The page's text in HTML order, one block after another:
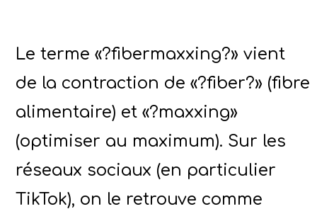
Le terme «?fibermaxxing?» vient
de la contraction de «?fiber?» (fibre
alimentaire) et «?maxxing»
(optimiser au maximum). Sur les
réseaux sociaux (en particulier
TikTok), on le retrouve comme